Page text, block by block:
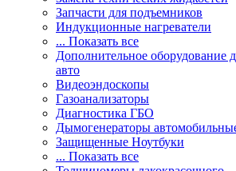
Запчасти для подъемников
Индукционные нагреватели
... Показать все
Дополнительное оборудование
авто
Видеоэндоскопы
Газоанализаторы
Диагностика ГБО
Дымогенераторы
Защищенные Ноутбуки
... Показать все